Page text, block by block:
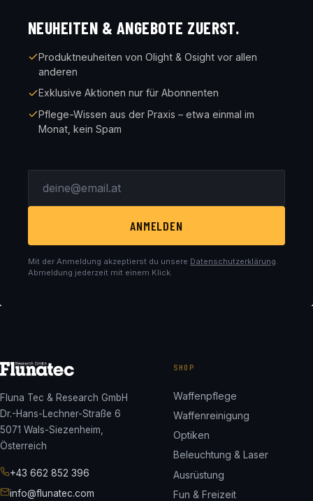
NEUHEITEN & ANGEBOTE ZUERST.
Produktneuheiten von Olight & Osight vor allen
anderen
Exklusive Aktionen nur für Abonnenten
Pflege-Wissen aus der Praxis – etwa einmal im
Monat, kein Spam
ANMELDEN
Mit der Anmeldung akzeptierst du unsere Datenschutzerklärung.
Abmeldung jederzeit mit einem Klick.
Fluna Tec & Research GmbH
Dr.-Hans-Lechner-Straße 6
5071 Wals-Siezenheim,
Österreich
+43 662 852 396
info@flunatec.com
SHOP
Waffenpflege
Waffenreinigung
Optiken
Beleuchtung & Laser
Ausrüstung
Fun & Freizeit